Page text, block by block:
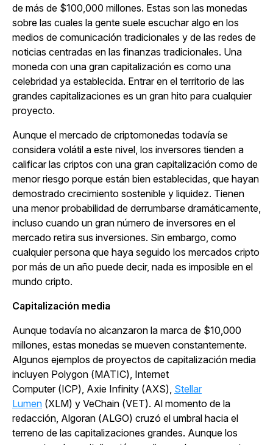
de más de $100,000 millones. Estas son las monedas
sobre las cuales la gente suele escuchar algo en los
medios de comunicación tradicionales y de las redes de
noticias centradas en las finanzas tradicionales. Una
moneda con una gran capitalización es como una
celebridad ya establecida. Entrar en el territorio de las
grandes capitalizaciones es un gran hito para cualquier
proyecto.
Aunque el mercado de criptomonedas todavía se
considera volátil a este nivel, los inversores tienden a
calificar las criptos con una gran capitalización como de
menor riesgo porque están bien establecidas, que hayan
demostrado crecimiento sostenible y liquidez. Tienen
una menor probabilidad de derrumbarse dramáticamente,
incluso cuando un gran número de inversores en el
mercado retira sus inversiones. Sin embargo, como
cualquier persona que haya seguido los mercados cripto
por más de un año puede decir, nada es imposible en el
mundo cripto.
Capitalización media
Aunque todavía no alcanzaron la marca de $10,000
millones, estas monedas se mueven constantemente.
Algunos ejemplos de proyectos de capitalización media
incluyen Polygon (MATIC), Internet
Computer (ICP), Axie Infinity (AXS), Stellar
Lumen (XLM) y VeChain (VET). Al momento de la
redacción, Algoran (ALGO) cruzó el umbral hacia el
terreno de las capitalizaciones grandes. Aunque los